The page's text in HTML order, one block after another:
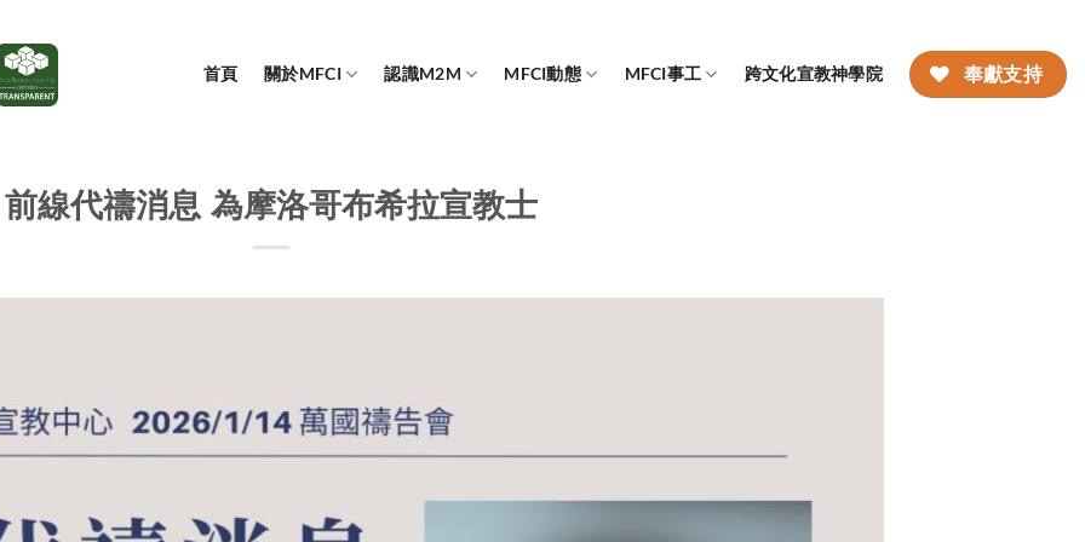
首頁 關於MFCI 認識M2M MFCI動態 MFCI事工 跨文化宣教神學院 奉獻支持
前線代禱消息 為摩洛哥布希拉宣教士